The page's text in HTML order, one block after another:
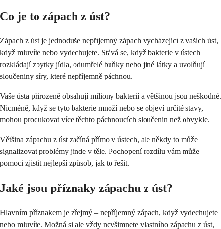
Co je to zápach z úst?
Zápach z úst je jednoduše nepříjemný zápach vycházející z vašich úst,
když mluvíte nebo vydechujete. Stává se, když bakterie v ústech
rozkládají zbytky jídla, odumřelé buňky nebo jiné látky a uvolňují
sloučeniny síry, které nepříjemně páchnou.
Vaše ústa přirozeně obsahují miliony bakterií a většinou jsou neškodné.
Nicméně, když se tyto bakterie množí nebo se objeví určité stavy,
mohou produkovat více těchto páchnoucích sloučenin než obvykle.
Většina zápachu z úst začíná přímo v ústech, ale někdy to může
signalizovat problémy jinde v těle. Pochopení rozdílu vám může
pomoci zjistit nejlepší způsob, jak to řešit.
Jaké jsou příznaky zápachu z úst?
Hlavním příznakem je zřejmý – nepříjemný zápach, když vydechujete
nebo mluvíte. Možná si ale vždy nevšimnete vlastního zápachu z úst,